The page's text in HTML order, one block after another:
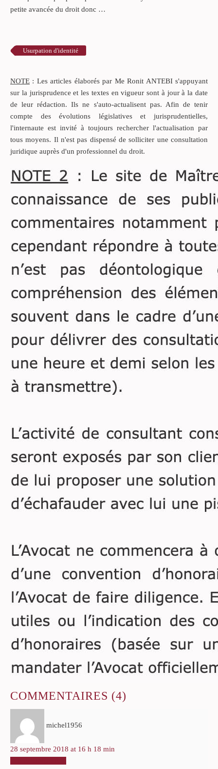
petite avancée du droit donc …
Usurpation d'identité
NOTE : Les articles élaborés par Me Ronit ANTEBI s'appuyant
sur la jurisprudence et les textes en vigueur sont à jour à la date
de leur rédaction. Ils ne s'auto-actualisent pas. Afin de tenir
compte des évolutions législatives et jurisprudentielles,
l'internaute est invité à toujours rechercher l'actualisation par
tous moyens. Il n'est pas dispensé de solliciter une consultation
juridique auprès d'un professionnel du droit.
COMMENTAIRES (4)
michel1956
28 septembre 2018 at 16 h 18 min